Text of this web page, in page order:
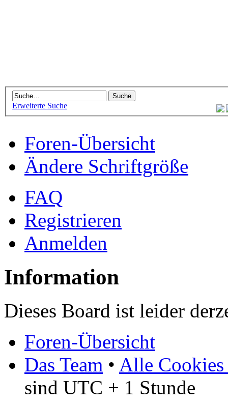
Erweiterte Suche
Foren-Übersicht
Ändere Schriftgröße
FAQ
Registrieren
Anmelden
Information
Dieses Board ist leider
Foren-Übersicht
Das Team • Alle Cookies
sind UTC + 1 Stunde